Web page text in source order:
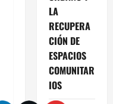
LA
RECUPERA
CIÓN DE
ESPACIOS
COMUNITAR
IOS